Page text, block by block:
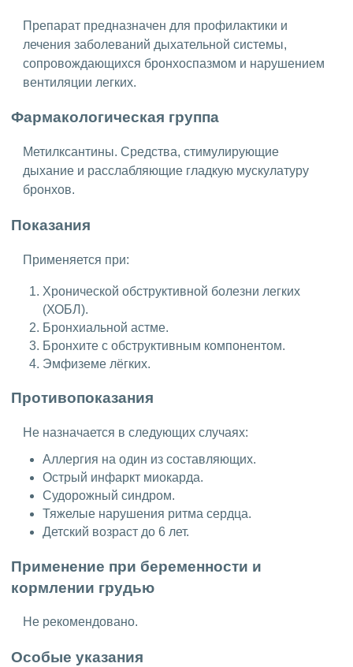
Препарат предназначен для профилактики и
лечения заболеваний дыхательной системы,
сопровождающихся бронхоспазмом и нарушением
вентиляции легких.
Фармакологическая группа
Метилксантины. Средства, стимулирующие
дыхание и расслабляющие гладкую мускулатуру
бронхов.
Показания
Применяется при:
Хронической обструктивной болезни легких
(ХОБЛ).
Бронхиальной астме.
Бронхите с обструктивным компонентом.
Эмфиземе лёгких.
Противопоказания
Не назначается в следующих случаях:
Аллергия на один из составляющих.
Острый инфаркт миокарда.
Судорожный синдром.
Тяжелые нарушения ритма сердца.
Детский возраст до 6 лет.
Применение при беременности и
кормлении грудью
Не рекомендовано.
Особые указания